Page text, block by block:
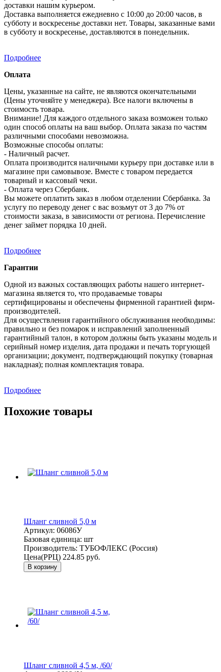
доставки нашим курьером.
Доставка выполняется ежедневно с 10:00 до 20:00 часов, в
субботу и воскресенье доставки нет. Товары, заказанные вами
в субботу и воскресенье, доставляются в понедельник.
Подробнее
Оплата
Цены, указанные на сайте, не являются окончательными
(Цены уточняйте у менеджера). Все налоги включены в
стоимость товара.
Внимание! Для каждого отдельного заказа возможен только
один способ оплаты на ваш выбор. Оплата заказа по частям
различными способами невозможна.
Возможные способы оплаты:
- Наличный расчет.
Оплата производится наличными курьеру при доставке или в
магазине при самовывозе. Вместе с товаром передается
товарный и кассовый чеки.
- Оплата через Сбербанк.
Вы можете оплатить заказ в любом отделении Сбербанка. За
услугу по переводу денег с вас возьмут от 3 до 7% от
стоимости заказа, в зависимости от региона. Перечисление
денег займет порядка 10 дней.
Подробнее
Гарантии
Одной из важных составляющих работы нашего интернет-
магазина является то, что продаваемые товары
сертифицированы и обеспечены фирменной гарантией фирм-
производителей.
Для осуществления гарантийного обслуживания необходимы:
правильно и без помарок и исправлений заполненный
гарантийный талон, в котором должны быть указаны модель и
серийный номер изделия, дата продажи и печать торгующей
организации; документ, подтверждающий покупку (товарная
накладная); полная комплектация товара.
Подробнее
Похожие товары
Шланг сливной 5,0 м
Артикул: 06086У
Базовая единица: шт
Производитель: ТУБОФЛЕКС (Россия)
Цена(РРЦ) 224.85 руб.
В корзину
Шланг сливной 4,5 м, /60/